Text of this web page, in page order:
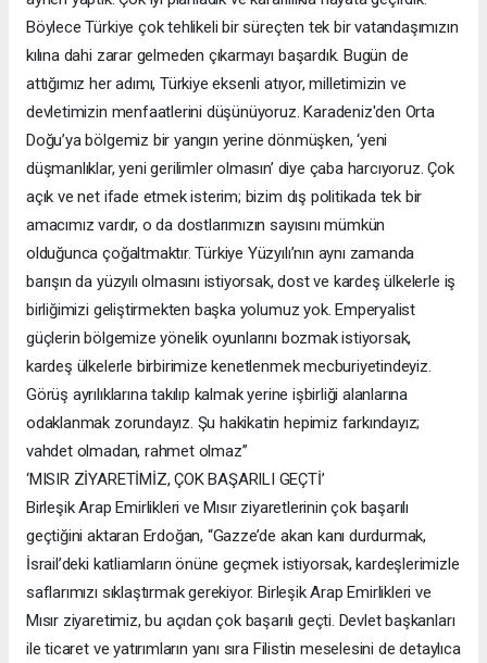
Böylece Türkiye çok tehlikeli bir süreçten tek bir vatandaşımızın
kılına dahi zarar gelmeden çıkarmayı başardık. Bugün de
attığımız her adımı, Türkiye eksenli atıyor, milletimizin ve
devletimizin menfaatlerini düşünüyoruz. Karadeniz'den Orta
Doğu’ya bölgemiz bir yangın yerine dönmüşken, ‘yeni
düşmanlıklar, yeni gerilimler olmasın’ diye çaba harcıyoruz. Çok
açık ve net ifade etmek isterim; bizim dış politikada tek bir
amacımız vardır, o da dostlarımızın sayısını mümkün
olduğunca çoğaltmaktır. Türkiye Yüzyılı’nın aynı zamanda
barışın da yüzyılı olmasını istiyorsak, dost ve kardeş ülkelerle iş
birliğimizi geliştirmekten başka yolumuz yok. Emperyalist
güçlerin bölgemize yönelik oyunlarını bozmak istiyorsak,
kardeş ülkelerle birbirimize kenetlenmek mecburiyetindeyiz.
Görüş ayrılıklarına takılıp kalmak yerine işbirliği alanlarına
odaklanmak zorundayız. Şu hakikatin hepimiz farkındayız;
vahdet olmadan, rahmet olmaz”
‘MISIR ZİYARETİMİZ, ÇOK BAŞARILI GEÇTİ’
Birleşik Arap Emirlikleri ve Mısır ziyaretlerinin çok başarılı
geçtiğini aktaran Erdoğan, “Gazze’de akan kanı durdurmak,
İsrail’deki katliamların önüne geçmek istiyorsak, kardeşlerimizle
saflarımızı sıklaştırmak gerekiyor. Birleşik Arap Emirlikleri ve
Mısır ziyaretimiz, bu açıdan çok başarılı geçti. Devlet başkanları
ile ticaret ve yatırımların yanı sıra Filistin meselesini de detaylıca